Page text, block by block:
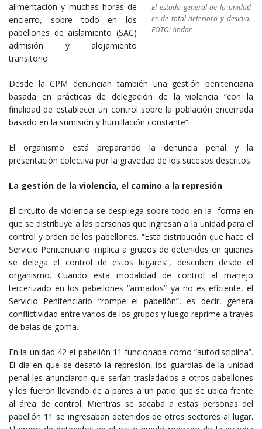
El estado general de la unidad
es de total deterioro y desidia.
FOTO: Andar
alimentación y muchas horas de
encierro, sobre todo en los
pabellones de aislamiento (SAC)
admisión y alojamiento
transitorio.
Desde la CPM denuncian también una gestión penitenciaria
basada en prácticas de delegación de la violencia “con la
finalidad de establecer un control sobre la población encerrada
basado en la sumisión y humillación constante”.
El organismo está preparando la denuncia penal y la
presentación colectiva por la gravedad de los sucesos descritos.
La gestión de la violencia, el camino a la represión
El circuito de violencia se despliega sobre todo en la forma en
que se distribuye a las personas que ingresan a la unidad para el
control y orden de los pabellones. “Esta distribución que hace el
Servicio Penitenciario implica a grupos de detenidos en quienes
se delega el control de estos lugares”, describen desde el
organismo. Cuando esta modalidad de control al manejo
tercerizado en los pabellones “armados” ya no es eficiente, el
Servicio Penitenciario “rompe el pabellón”, es decir, genera
conflictividad entre varios de los grupos y luego reprime a través
de balas de goma.
En la unidad 42 el pabellón 11 funcionaba como “autodisciplina”.
El día en que se desató la represión, los guardias de la unidad
penal les anunciaron que serían trasladados a otros pabellones
y los fueron llevando de a pares a un patio que se ubica frente
al área de control. Mientras se sacaba a estas personas del
pabellón 11 se ingresaban detenidos de otros sectores al lugar.